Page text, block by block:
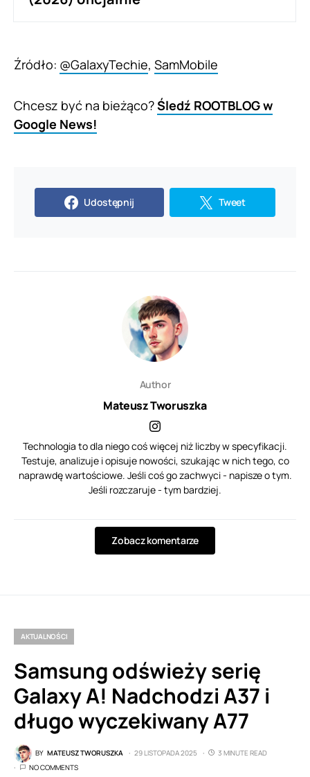
Źródło: @GalaxyTechie, SamMobile
Chcesz być na bieżąco?Śledź ROOTBLOG w
Google News!
Udostępnij Tweet
Author
Mateusz Tworuszka
Technologia to dla niego coś więcej niż liczby w specyfikacji.
Testuje, analizuje i opisuje nowości, szukając w nich tego, co
naprawdę wartościowe. Jeśli coś go zachwyci - napisze o tym.
Jeśli rozczaruje - tym bardziej.
Zobacz komentarze
AKTUALNOŚCI
Samsung odświeży serię
Galaxy A! Nadchodzi A37 i
długo wyczekiwany A77
BY MATEUSZ TWORUSZKA 29 LISTOPADA 2025
3 MINUTE READ
NO COMMENTS